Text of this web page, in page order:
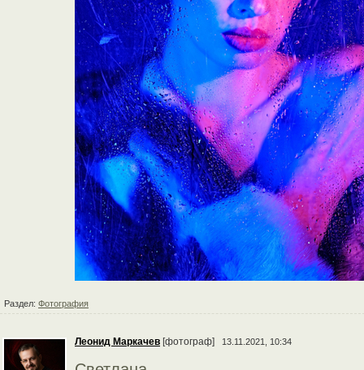
Раздел: Фотография
Леонид Маркачев [фотограф] 13.11.2021, 10:34